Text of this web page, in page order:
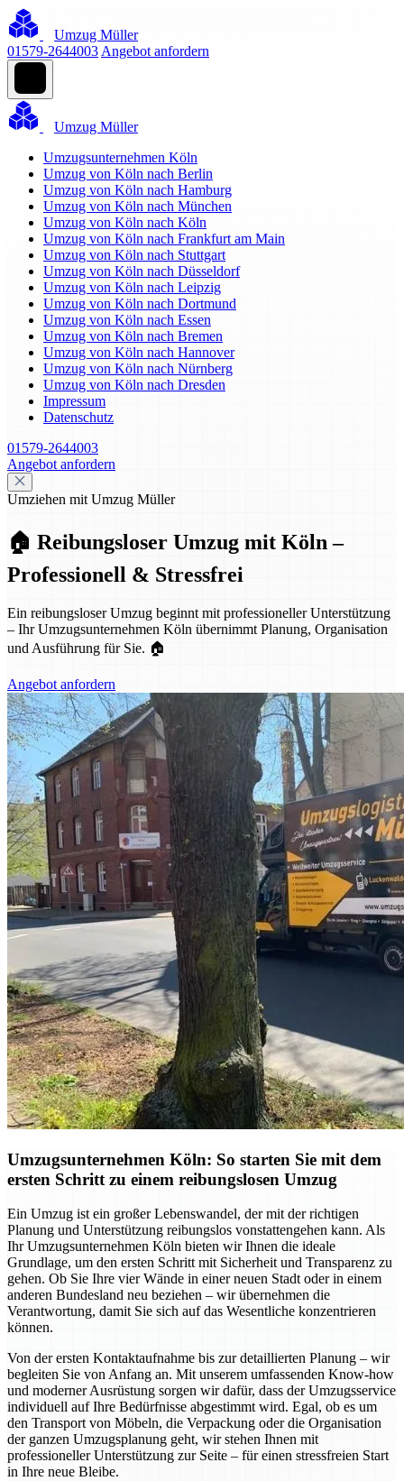
Umzug Müller
01579-2644003 Angebot anfordern
Umzug Müller
Umzugsunternehmen Köln
Umzug von Köln nach Berlin
Umzug von Köln nach Hamburg
Umzug von Köln nach München
Umzug von Köln nach Köln
Umzug von Köln nach Frankfurt am Main
Umzug von Köln nach Stuttgart
Umzug von Köln nach Düsseldorf
Umzug von Köln nach Leipzig
Umzug von Köln nach Dortmund
Umzug von Köln nach Essen
Umzug von Köln nach Bremen
Umzug von Köln nach Hannover
Umzug von Köln nach Nürnberg
Umzug von Köln nach Dresden
Impressum
Datenschutz
01579-2644003
Angebot anfordern
Umziehen mit Umzug Müller
🏠 Reibungsloser Umzug mit Köln –
Professionell & Stressfrei
Ein reibungsloser Umzug beginnt mit professioneller Unterstützung
– Ihr Umzugsunternehmen Köln übernimmt Planung, Organisation
und Ausführung für Sie. 🏠
Angebot anfordern
Umzugsunternehmen Köln: So starten Sie mit dem
ersten Schritt zu einem reibungslosen Umzug
Ein Umzug ist ein großer Lebenswandel, der mit der richtigen
Planung und Unterstützung reibungslos vonstattengehen kann. Als
Ihr Umzugsunternehmen Köln bieten wir Ihnen die ideale
Grundlage, um den ersten Schritt mit Sicherheit und Transparenz zu
gehen. Ob Sie Ihre vier Wände in einer neuen Stadt oder in einem
anderen Bundesland neu beziehen – wir übernehmen die
Verantwortung, damit Sie sich auf das Wesentliche konzentrieren
können.
Von der ersten Kontaktaufnahme bis zur detaillierten Planung – wir
begleiten Sie von Anfang an. Mit unserem umfassenden Know-how
und moderner Ausrüstung sorgen wir dafür, dass der Umzugsservice
individuell auf Ihre Bedürfnisse abgestimmt wird. Egal, ob es um
den Transport von Möbeln, die Verpackung oder die Organisation
der ganzen Umzugsplanung geht, wir stehen Ihnen mit
professioneller Unterstützung zur Seite – für einen stressfreien Start
in Ihre neue Bleibe.